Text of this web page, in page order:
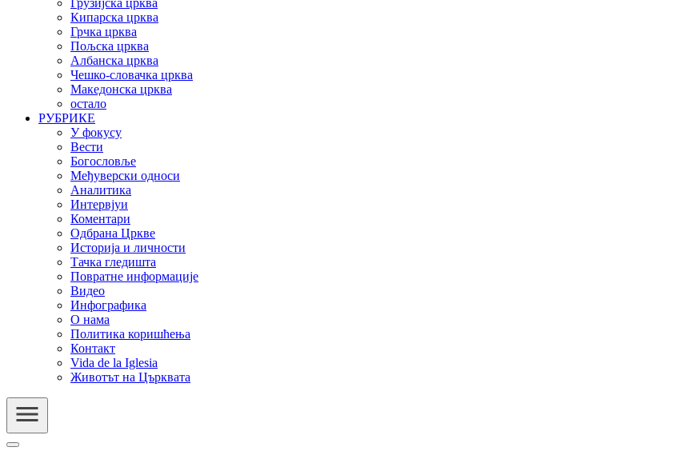
Кипарска црква
Грчка црква
Пољска црква
Албанска црква
Чешко-словачка црква
Македонска црква
остало
РУБРИКЕ
У фокусу
Вести
Богословље
Међуверски односи
Аналитика
Интервјуи
Коментари
Одбрана Цркве
Историја и личности
Тачка гледишта
Повратне информације
Видео
Инфографика
О нама
Политика коришћења
Контакт
Vida de la Iglesia
Животът на Църквата